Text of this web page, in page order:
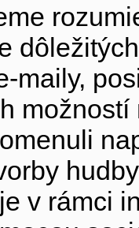
maily,
v rámci